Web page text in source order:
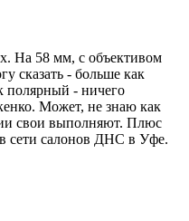
На 58 мм, с объективом
сказать - больше как
полярный - ничего
Может, не знаю как
свои выполняют. Плюс
сети салонов ДНС в Уфе.